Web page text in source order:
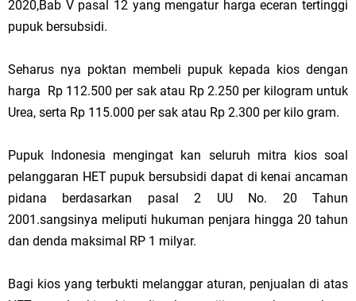
2020,Bab V pasal 12 yang mengatur harga eceran tertinggi
pupuk bersubsidi.
Seharus nya poktan membeli pupuk kepada kios dengan
harga Rp 112.500 per sak atau Rp 2.250 per kilogram untuk
Urea, serta Rp 115.000 per sak atau Rp 2.300 per kilo gram.
Pupuk Indonesia mengingat kan seluruh mitra kios soal
pelanggaran HET pupuk bersubsidi dapat di kenai ancaman
pidana berdasarkan pasal 2 UU No. 20 Tahun
2001.sangsinya meliputi hukuman penjara hingga 20 tahun
dan denda maksimal RP 1 milyar.
Bagi kios yang terbukti melanggar aturan, penjualan di atas